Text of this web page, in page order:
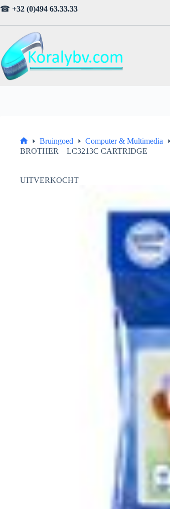
Ga
naar
☎ +32 (0)494 63.33.33
Home
Bruingoed Computer & Multimedia
BROTHER – LC3213C CARTRIDGE
UITVERKOCHT